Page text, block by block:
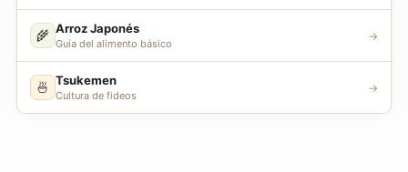
🌾 Arroz Japonés
Guía del alimento básico
→
🍜 Tsukemen
Cultura de fideos
→